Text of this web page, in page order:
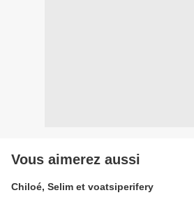
Vous aimerez aussi
Chiloé, Selim et voatsiperifery